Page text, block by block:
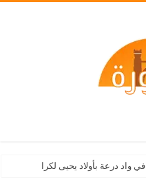
واد درعة بأولاد يحيى لكراير